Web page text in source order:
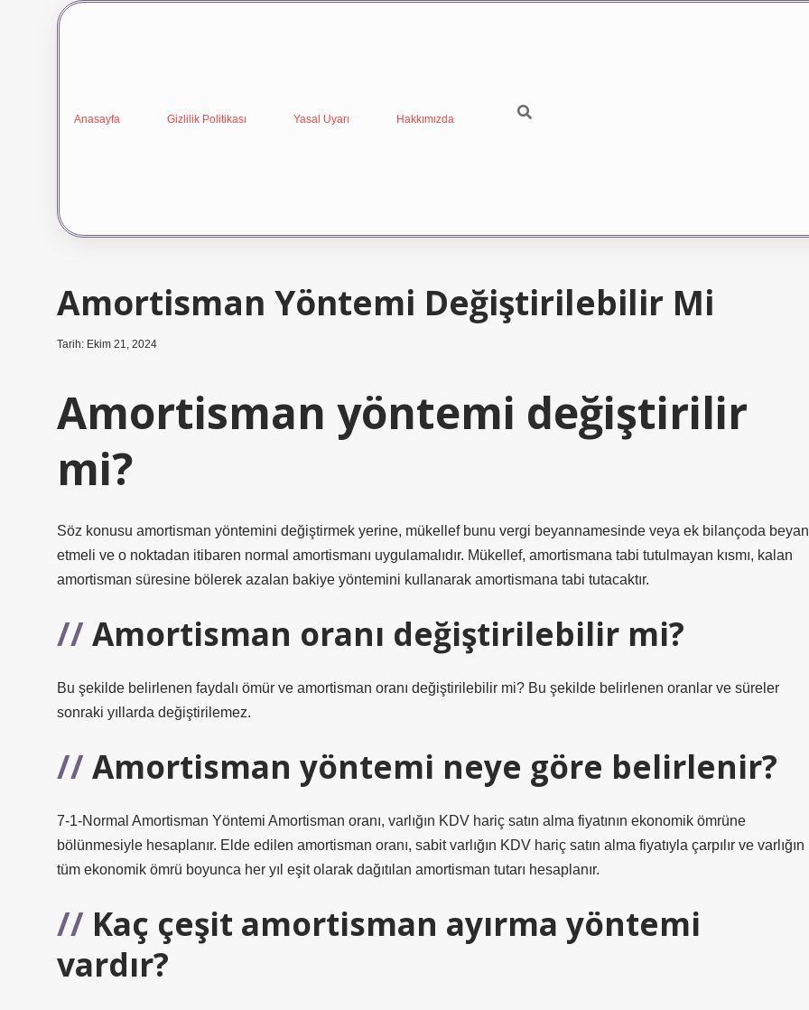
Anasayfa Gizlilik Politikası Yasal Uyarı Hakkımızda
Amortisman Yöntemi Değiştirilebilir Mi
Tarih: Ekim 21, 2024
Amortisman yöntemi değiştirilir
mi?
Söz konusu amortisman yöntemini değiştirmek yerine, mükellef bunu vergi beyannamesinde veya ek bilançoda beyan
etmeli ve o noktadan itibaren normal amortismanı uygulamalıdır. Mükellef, amortismana tabi tutulmayan kısmı, kalan
amortisman süresine bölerek azalan bakiye yöntemini kullanarak amortismana tabi tutacaktır.
Amortisman oranı değiştirilebilir mi?
Bu şekilde belirlenen faydalı ömür ve amortisman oranı değiştirilebilir mi? Bu şekilde belirlenen oranlar ve süreler
sonraki yıllarda değiştirilemez.
Amortisman yöntemi neye göre belirlenir?
7-1-Normal Amortisman Yöntemi Amortisman oranı, varlığın KDV hariç satın alma fiyatının ekonomik ömrüne
bölünmesiyle hesaplanır. Elde edilen amortisman oranı, sabit varlığın KDV hariç satın alma fiyatıyla çarpılır ve varlığın
tüm ekonomik ömrü boyunca her yıl eşit olarak dağıtılan amortisman tutarı hesaplanır.
Kaç çeşit amortisman ayırma yöntemi
vardır?